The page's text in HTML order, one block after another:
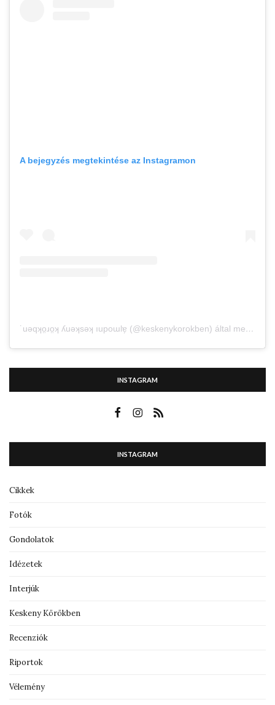
A bejegyzés megtekintése az Instagramon
˙uǝqʞo̤ɹo̤ʞ ʎuǝʞsǝʞ ıupoɯlɐ̗ (@keskenykorokben) által megosztott bejegyzés
INSTAGRAM
INSTAGRAM
Cikkek
Fotók
Gondolatok
Idézetek
Interjúk
Keskeny Körökben
Recenziók
Riportok
Vélemény